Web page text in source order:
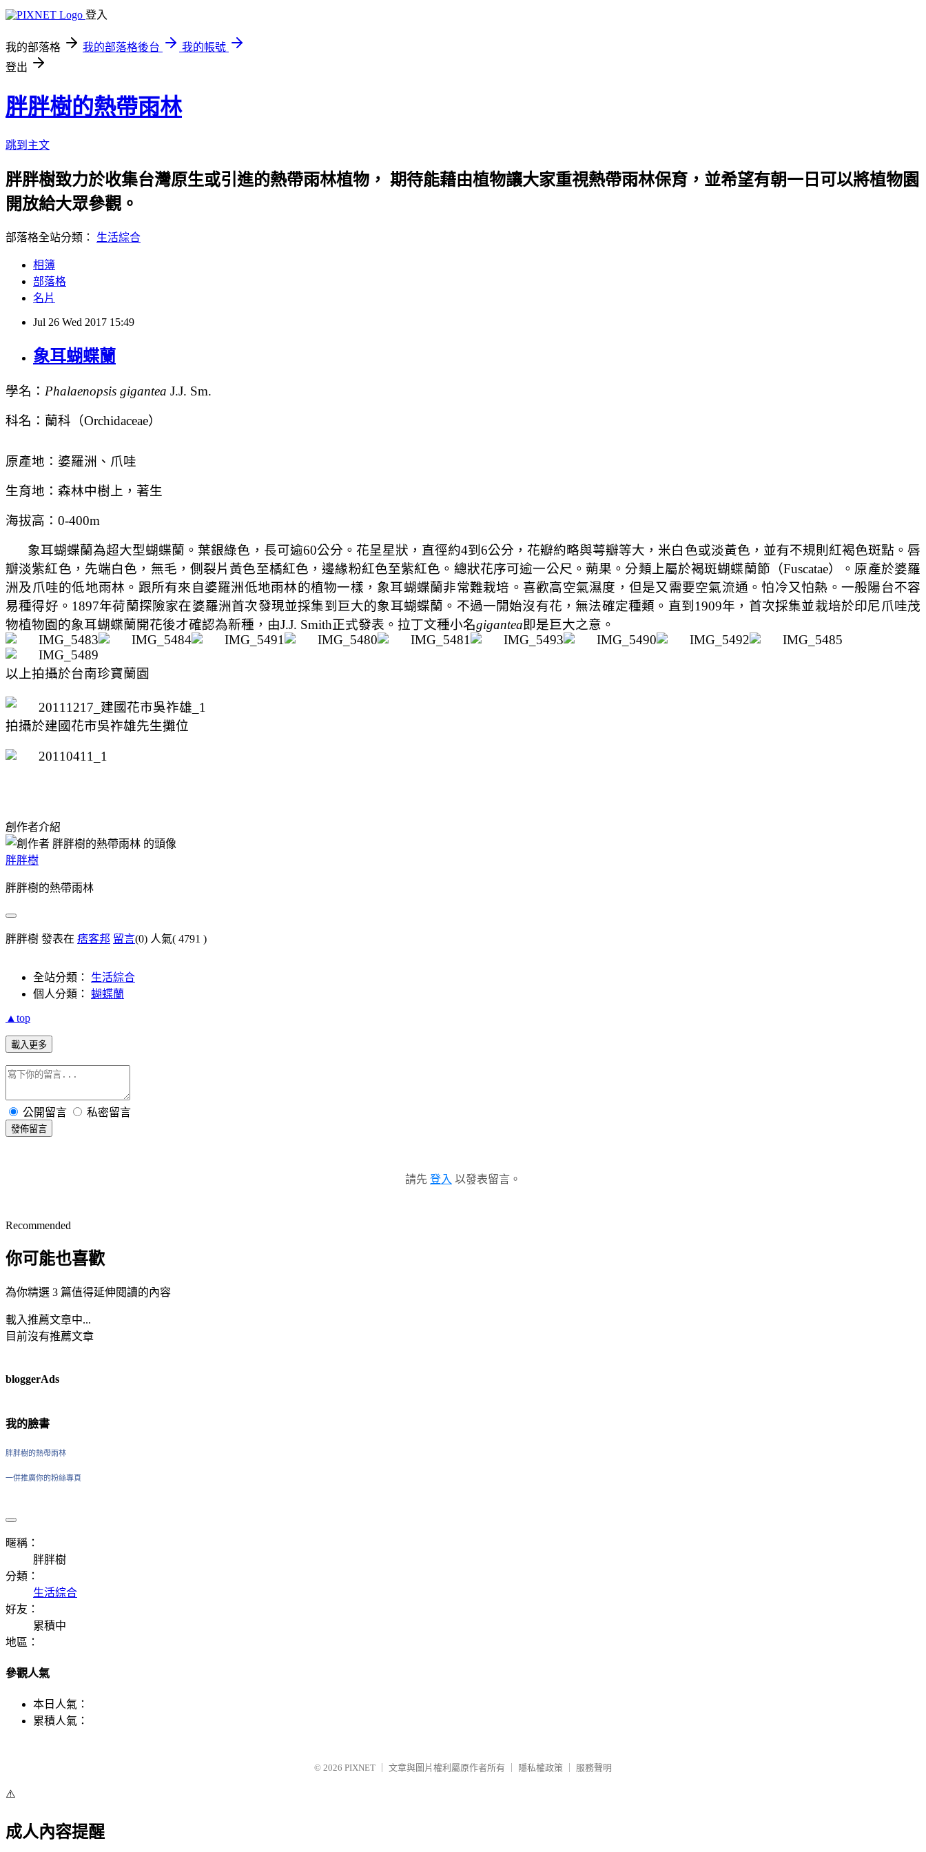
登入
我的部落格 我的部落格後台
我的帳號
登出
胖胖樹的熱帶雨林
跳到主文
胖胖樹致力於收集台灣原生或引進的熱帶雨林植物， 期待能藉由植物讓大家重視熱帶雨林保育，並希望有朝一日可以將植物園
開放給大眾參觀。
部落格全站分類： 生活綜合
相簿
部落格
名片
Jul 26 Wed 2017 15:49
象耳蝴蝶蘭
學名： Phalaenopsis gigantea J.J. Sm.
科名：蘭科（Orchidaceae）
原產地：婆羅洲、爪哇
生育地：森林中樹上，著生
海拔高： 0-400m
象耳蝴蝶蘭為超大型蝴蝶蘭。葉銀綠色，長可逾60公分。花呈星狀，直徑約4到6公分，花瓣約略與萼瓣等大，米白色或淡黃色，並有不規則紅褐色斑點。唇
瓣淡紫紅色，先端白色，無毛，側裂片黃色至橘紅色，邊緣粉紅色至紫紅色。總狀花序可逾一公尺。蒴果。分類上屬於褐斑蝴蝶蘭節（Fuscatae）。原產於婆羅
洲及爪哇的低地雨林。跟所有來自婆羅洲低地雨林的植物一樣，象耳蝴蝶蘭非常難栽培。喜歡高空氣濕度，但是又需要空氣流通。怕冷又怕熱。一般陽台不容
易種得好。 1897年荷蘭探險家在婆羅洲首次發現並採集到巨大的象耳蝴蝶蘭。不過一開始沒有花，無法確定種類。直到 1909年，首次採集並栽培於印尼爪哇茂
物植物園的象耳蝴蝶蘭開花後才確認為新種，由J.J. Smith正式發表。拉丁文種小名gigantea即是巨大之意。
以上拍攝於台南珍寶蘭園
拍攝於建國花市吳祚雄先生攤位
創作者介紹
胖胖樹
胖胖樹的熱帶雨林
胖胖樹 發表在 痞客邦 留言(0) 人氣( 4791 )
全站分類： 生活綜合
個人分類： 蝴蝶蘭
▲top
載入更多
公開留言 私密留言
發佈留言
請先 登入 以發表留言。
Recommended
你可能也喜歡
為你精選 3 篇值得延伸閱讀的內容
載入推薦文章中...
目前沒有推薦文章
bloggerAds
我的臉書
胖胖樹的熱帶雨林
一併推廣你的粉絲專頁
暱稱：
胖胖樹
分類：
生活綜合
好友：
累積中
地區：
參觀人氣
本日人氣：
累積人氣：
© 2026 PIXNET 文章與圖片權利屬原作者所有 隱私權政策 服務聲明
⚠️
成人內容提醒